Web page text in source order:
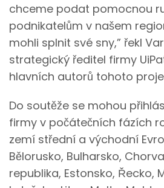
chceme podat pomocnou
podnikatelům v našem
mohli splnit své sny,” řekl
strategický ředitel firmy
hlavních autorů tohoto
Do soutěže se mohou
firmy v počátečních fázích
zemí střední a východní
Bělorusko, Bulharsko,
republika, Estonsko, Řecko,